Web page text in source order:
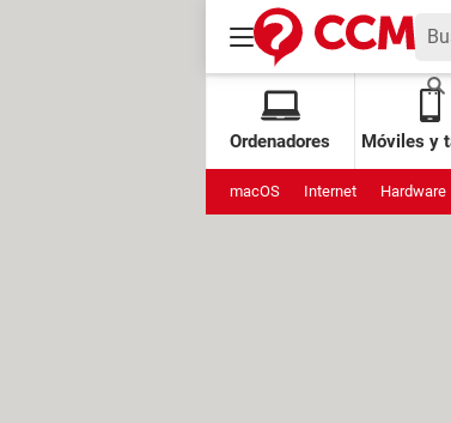
Ordenadores Móviles y
macOS Internet Hardware